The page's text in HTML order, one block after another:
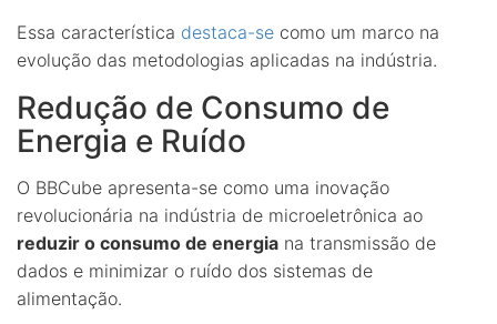
Essa característica destaca-se como um marco na
evolução das metodologias aplicadas na indústria.
Redução de Consumo de
Energia e Ruído
O BBCube apresenta-se como uma inovação
revolucionária na indústria de microeletrônica ao
reduzir o consumo de energia na transmissão de
dados e minimizar o ruído dos sistemas de
alimentação.